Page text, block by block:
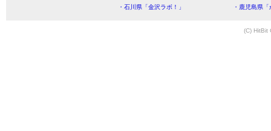
・石川県「金沢ラボ！」
・鹿児島県
(C) HitBit